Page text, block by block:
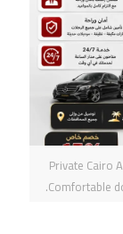
Private Cairo
Comfortable